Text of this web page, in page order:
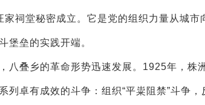
堂秘密成立。它是党的组织力量从城市
堡垒的实践开端。
叠乡的革命形势迅速发展。1925年，株
列卓有成效的斗争：组织“平粜阻禁”斗争